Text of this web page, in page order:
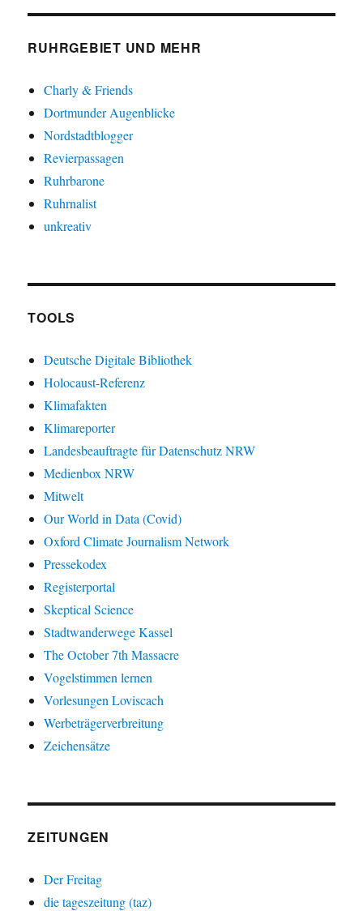
RUHRGEBIET UND MEHR
Charly & Friends
Dortmunder Augenblicke
Nordstadtblogger
Revierpassagen
Ruhrbarone
Ruhrnalist
unkreativ
TOOLS
Deutsche Digitale Bibliothek
Holocaust-Referenz
Klimafakten
Klimareporter
Landesbeauftragte für Datenschutz NRW
Medienbox NRW
Mitwelt
Our World in Data (Covid)
Oxford Climate Journalism Network
Pressekodex
Registerportal
Skeptical Science
Stadtwanderwege Kassel
The October 7th Massacre
Vogelstimmen lernen
Vorlesungen Loviscach
Werbeträgerverbreitung
Zeichensätze
ZEITUNGEN
Der Freitag
die tageszeitung (taz)